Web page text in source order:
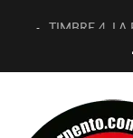
TIMBRE 4, LA
30 AÑOS